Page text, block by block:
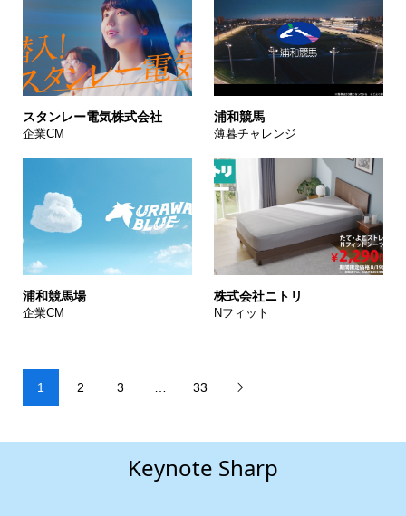
スタンレー電気株式会社
企業CM
浦和競馬
薄暮チャレンジ
浦和競馬場
企業CM
株式会社ニトリ
Nフィット
1 2 3 33 
Keynote Sharp